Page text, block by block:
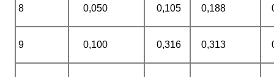
8 0,050 0,105 0,188
9 0,100 0,316 0,313